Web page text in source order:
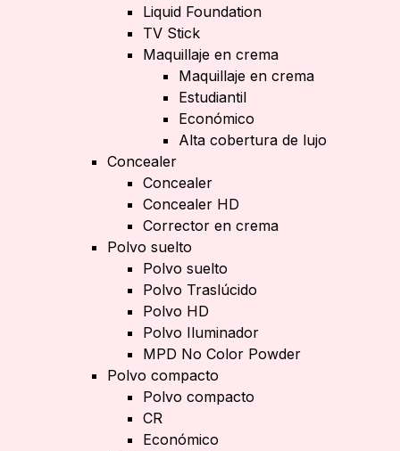
Liquid Foundation
TV Stick
Maquillaje en crema
Maquillaje en crema
Estudiantil
Económico
Alta cobertura de lujo
Concealer
Concealer
Concealer HD
Corrector en crema
Polvo suelto
Polvo suelto
Polvo Traslúcido
Polvo HD
Polvo Iluminador
MPD No Color Powder
Polvo compacto
Polvo compacto
CR
Económico